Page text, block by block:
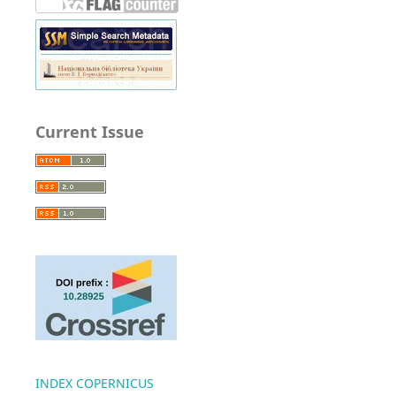
Current Issue
INDEX COPERNICUS